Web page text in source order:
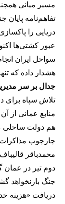
مسیر میانی
تفاهم‌نامه پایان
دریایی را
عبور کشتی‌ها
سواحل ایران
هشدار داده که
جدال بر سر
تلاش سپاه برای
منابع عمانی از
هم دولت ساحلی
چارچوب
محمدباقر
دوم تیر در
جنگ بازنخواهد
دریافت «هزینه